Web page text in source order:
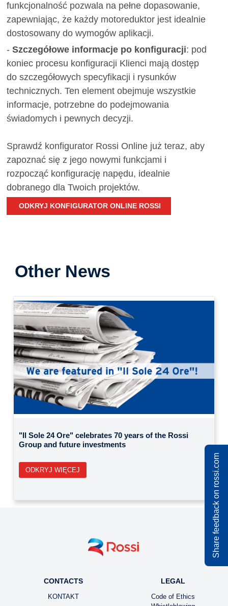
funkcjonalność pozwala na pełne dopasowanie,
zapewniając, że każdy motoreduktor jest idealnie
dostosowany do wymogów aplikacji.
- Szczegółowe informacje po konfiguracji: pod
koniec procesu konfiguracji Klienci mają dostęp
do szczegółowych specyfikacji i rysunków
technicznych. Ten element obejmuje wszystkie
informacje, potrzebne do podejmowania
świadomych i pewnych decyzji.
Sprawdź konfigurator Rossi Online już teraz, aby
zapoznać się z jego nowymi funkcjami i
rozpocząć konfigurację napędu, idealnie
dobranego dla Twoich projektów.
ODKRYJ KONFIGURATOR ONLINE ROSSI
Other News
"Il Sole 24 Ore" celebrates 70 years of the Rossi
Group and future investments
ODKRYJ WIĘCEJ
Previous
CONTACTS
KONTAKT
LEGAL
Code of Ethics
Share feedback on rossi.com